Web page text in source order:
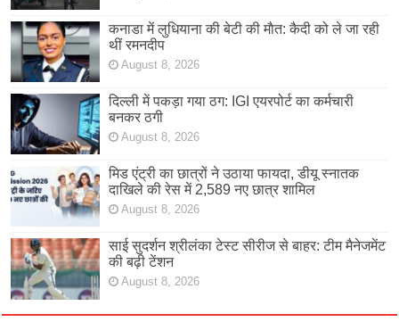
कनाडा में लुधियाना की बेटी की माैत: कैदी को ले जा रही
थीं रमनदीप
August 8, 2026
दिल्ली में पकड़ा गया ठग: IGI एयरपोर्ट का कर्मचारी
बनकर ठगी
August 8, 2026
मिड एंट्री का छात्रों ने उठाया फायदा, डीयू स्नातक
दाखिले की रेस में 2,589 नए छात्र शामिल
August 8, 2026
साई सुदर्शन श्रीलंका टेस्ट सीरीज से बाहर: टीम मैनेजमेंट
की बढ़ी टेंशन
August 8, 2026